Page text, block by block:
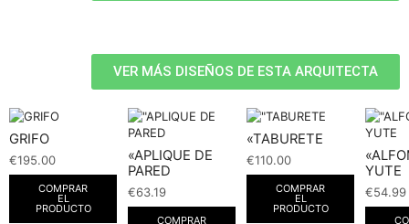
VER MÁS DISEÑOS DE ESTA ARQUITECTA
GRIFO
€195.00
COMPRAR
EL
PRODUCTO
«APLIQUE DE
PARED
€63.19
COMPRAR
«TABURETE
€110.00
COMPRAR
EL
PRODUCTO
YUTE
€54.99